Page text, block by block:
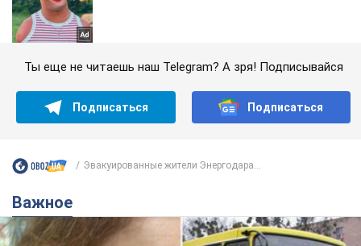
Ты еще не читаешь наш Telegram? А зря! Подписывайся
Подписаться Подписаться
Эвакуированные жители Энергодара...
Важное